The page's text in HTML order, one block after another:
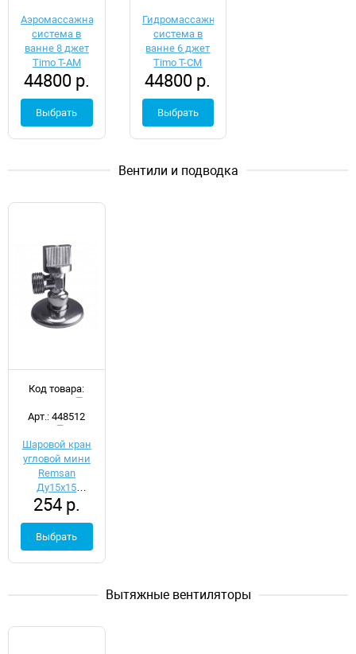
Аэромассажная
система в
ванне 8 джет
Timo T-АМ
44800 р.
Выбрать
Гидромассажная
система в
ванне 6 джет
Timo T-СМ
44800 р.
Выбрать
Вентили и подводка
Код товара:
Арт.: 448512
Шаровой кран
угловой мини
Remsan
Ду15х15
448512
254 р.
Выбрать
Вытяжные вентиляторы